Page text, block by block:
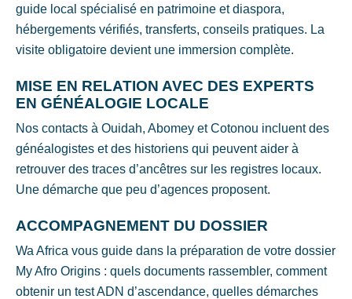
guide local spécialisé en patrimoine et diaspora,
hébergements vérifiés, transferts, conseils pratiques. La
visite obligatoire devient une immersion complète.
MISE EN RELATION AVEC DES EXPERTS
EN GÉNÉALOGIE LOCALE
Nos contacts à Ouidah, Abomey et Cotonou incluent des
généalogistes et des historiens qui peuvent aider à
retrouver des traces d’ancêtres sur les registres locaux.
Une démarche que peu d’agences proposent.
ACCOMPAGNEMENT DU DOSSIER
Wa Africa vous guide dans la préparation de votre dossier
My Afro Origins : quels documents rassembler, comment
obtenir un test ADN d’ascendance, quelles démarches